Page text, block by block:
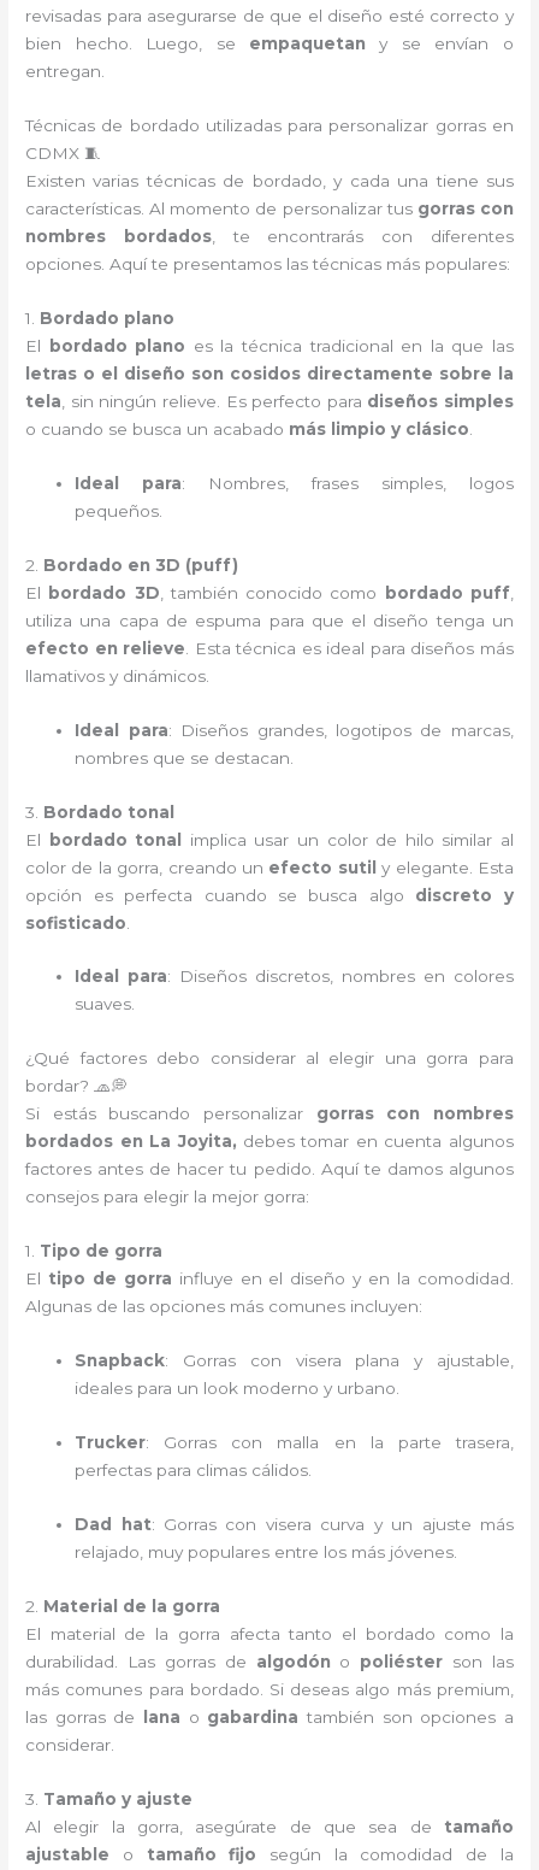
revisadas para asegurarse de que el diseño esté correcto y
bien hecho. Luego, se empaquetan y se envían o
entregan.
Técnicas de bordado utilizadas para personalizar gorras en
CDMX 🧵
Existen varias técnicas de bordado, y cada una tiene sus
características. Al momento de personalizar tus gorras con
nombres bordados, te encontrarás con diferentes
opciones. Aquí te presentamos las técnicas más populares:
1. Bordado plano
El
bordado plano es la técnica tradicional en la que las
letras o el diseño son cosidos directamente sobre la
tela , sin ningún relieve. Es perfecto para diseños simples
o cuando se busca un acabado más limpio y clásico
Ideal para: Nombres, frases simples, logos
pequeños.
2. Bordado en 3D (puff)
El
bordado 3D , también conocido como bordado puff,
utiliza una capa de espuma para que el diseño tenga un
efecto en relieve . Esta técnica es ideal para diseños más
llamativos y dinámicos.
Ideal para: Diseños grandes, logotipos de marcas,
nombres que se destacan.
3. Bordado tonal
El bordado tonal implica usar un color de hilo similar al
color de la gorra, creando un efecto sutil y elegante. Esta
opción es perfecta cuando se busca algo discreto y
sofisticado
Ideal para: Diseños discretos, nombres en colores
suaves.
¿Qué factores debo considerar al elegir una gorra para
bordar? 🧢💭
Si estás buscando personalizar gorras con nombres
bordados en La Joyita, debes tomar en cuenta algunos
factores antes de hacer tu pedido. Aquí te damos algunos
consejos para elegir la mejor gorra:
1. Tipo de gorra
El tipo de gorra influye en el diseño y en la comodidad.
Algunas de las opciones más comunes incluyen:
Snapback: Gorras con visera plana y ajustable,
ideales para un look moderno y urbano.
Trucker: Gorras con malla en la parte trasera,
perfectas para climas cálidos.
Dad hat: Gorras con visera curva y un ajuste más
relajado, muy populares entre los más jóvenes.
2. Material de la gorra
El material de la gorra afecta tanto el bordado como la
durabilidad. Las gorras de algodón o poliéster son las
más comunes para bordado. Si deseas algo más premium,
las gorras de
lana o gabardina también son opciones a
considerar.
3. Tamaño y ajuste
Al elegir la gorra, asegúrate de que sea de tamaño
ajustable o tamaño fijo según la comodidad de la